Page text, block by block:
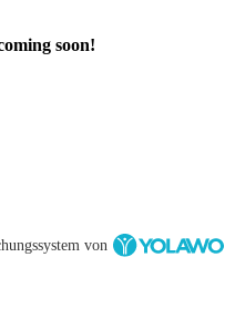
soon!